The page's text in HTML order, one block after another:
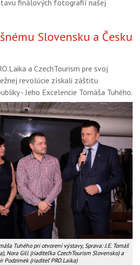
GALÉRIA
KALENDÁR AKCIÍ
WORKSHOPY
OBCHOD
finálových fotografií našej
Slovensku a Česku
a CzechTourism pre svoj
revolúcie získali záštitu
- Jeho Excelencie Tomáša Tuhého.
Tuhého pri otvorení výstavy, Sprava: J.E. Tomáš
Nora Gill (riaditeľka CzechTourism Slovensko) a
Podzimek (riaditeľ PRO.Laika)